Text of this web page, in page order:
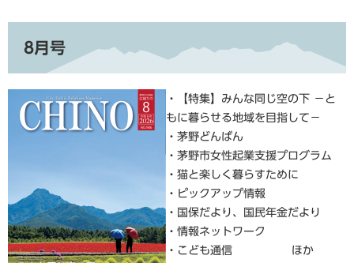
8月号
・【特集】みんな同じ空の下 －と
もに暮らせる地域を目指して－
・茅野どんばん
・茅野市女性起業支援プログラム
・猫と楽しく暮らすために
・ピックアップ情報
・国保だより、国民年金だより
・情報ネットワーク
・こども通信 ほか